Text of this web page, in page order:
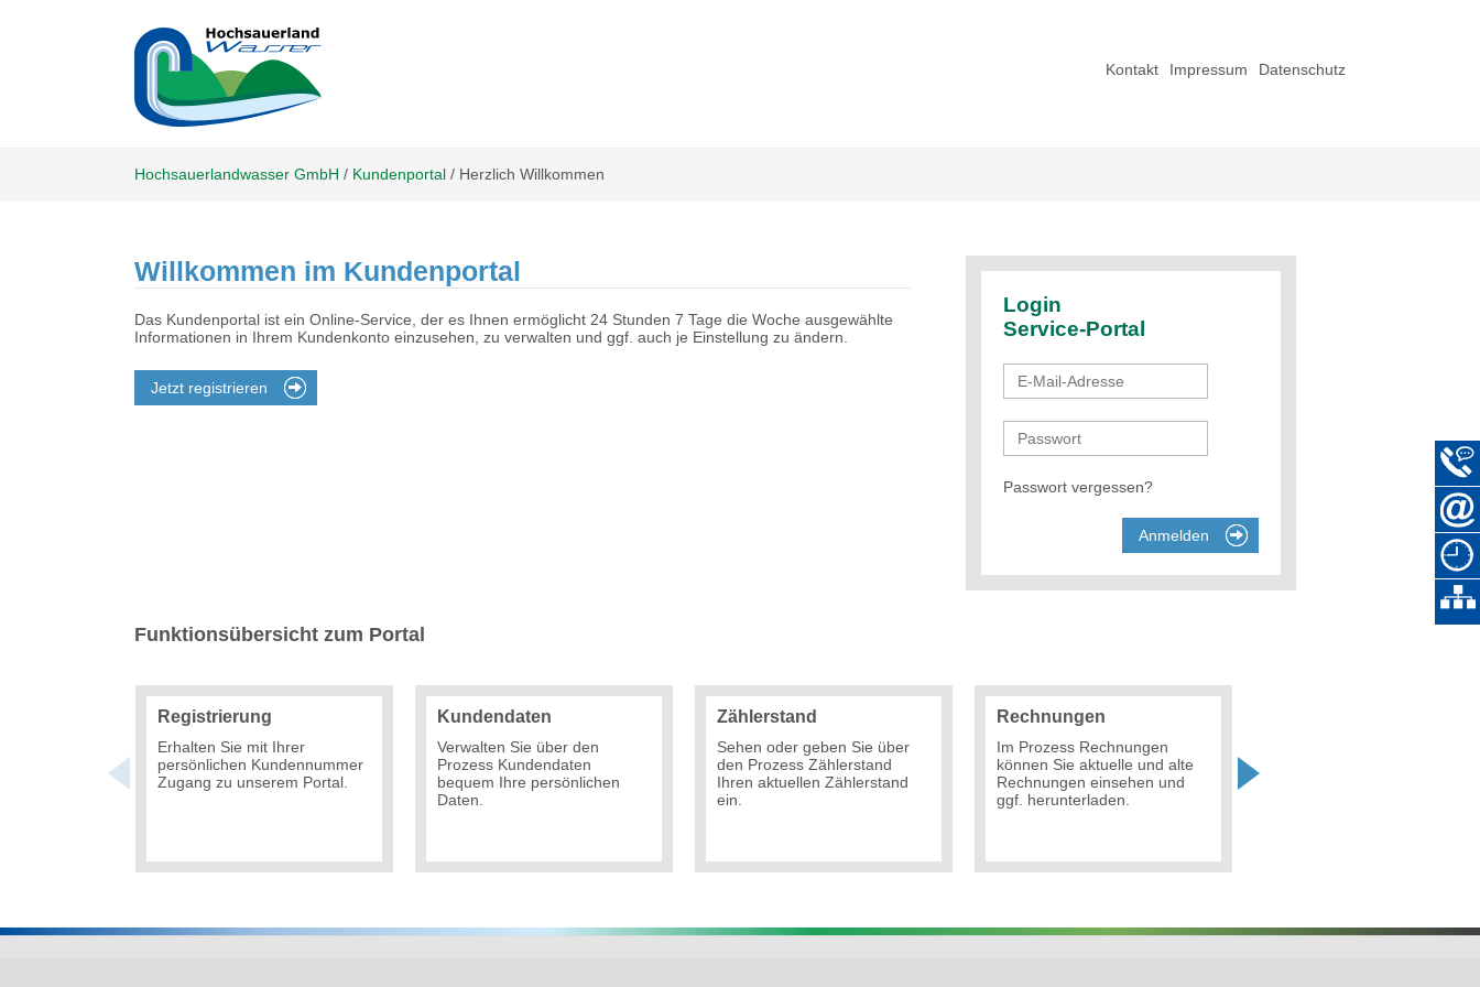
Kontakt Impressum Datenschutz
Hochsauerlandwasser GmbH / Kundenportal / Herzlich Willkommen
Willkommen im Kundenportal
Das Kundenportal ist ein Online-Service, der es Ihnen ermöglicht 24 Stunden 7 Tage die Woche ausgewählte
Informationen in Ihrem Kundenkonto einzusehen, zu verwalten und ggf. auch je Einstellung zu ändern.
Jetzt registrieren
Login
Service-Portal
Passwort vergessen?
Funktionsübersicht zum Portal
Registrierung
Erhalten Sie mit Ihrer
persönlichen Kundennummer
Zugang zu unserem Portal.
Kundendaten
Verwalten Sie über den
Prozess Kundendaten
bequem Ihre persönlichen
Daten.
Zählerstand
Sehen oder geben Sie über
den Prozess Zählerstand
Ihren aktuellen Zählerstand
ein.
Rechnungen
Im Prozess Rechnungen
können Sie aktuelle und alte
Rechnungen einsehen und
ggf. herunterladen.